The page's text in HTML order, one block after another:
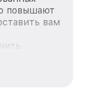
повышают
вам
для
вне